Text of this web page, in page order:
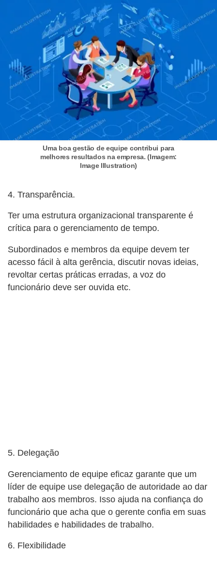
Uma boa gestão de equipe contribui para
melhores resultados na empresa. (Imagem:
Image Illustration)
4. Transparência.
Ter uma estrutura organizacional transparente é
crítica para o gerenciamento de tempo.
Subordinados e membros da equipe devem ter
acesso fácil à alta gerência, discutir novas ideias,
revoltar certas práticas erradas, a voz do
funcionário deve ser ouvida etc.
5. Delegação
Gerenciamento de equipe eficaz garante que um
líder de equipe use delegação de autoridade ao dar
trabalho aos membros. Isso ajuda na confiança do
funcionário que acha que o gerente confia em suas
habilidades e habilidades de trabalho.
6. Flexibilidade
M
t
i
a
ç
ã
t
a
a
l
h
0
M
T
E